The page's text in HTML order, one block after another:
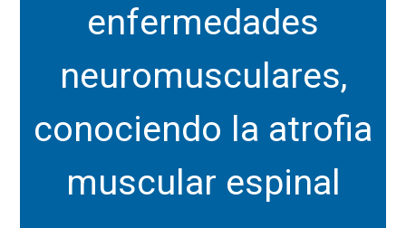
enfermedades
neuromusculares,
conociendo la atrofia
muscular espinal